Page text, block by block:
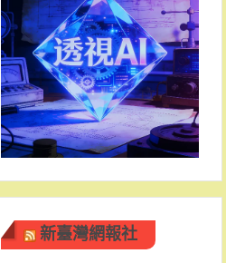
新臺灣網報社